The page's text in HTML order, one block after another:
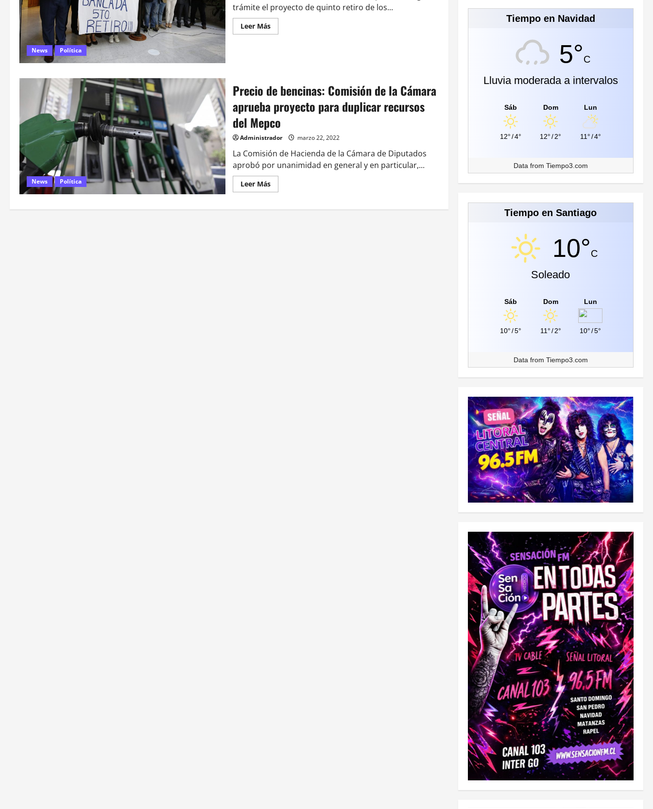
News Política
trámite el proyecto de quinto retiro de los...
Leer MásLeer
más
News Política
Precio de bencinas: Comisión de la Cámara
aprueba proyecto para duplicar recursos
del Mepco
Administrador marzo 22, 2022
La Comisión de Hacienda de la Cámara de Diputados
aprobó por unanimidad en general y en particular,...
Leer MásLeer
más
Precio
Tiempo en Navidad
5°C
Lluvia moderada a intervalos
Sáb
12° /4°
Dom
12° /2°
Lun
11°/4°
Data from Tiempo3.com
Tiempo en Santiago
10°C
Soleado
Sáb
10° /5°
Dom
11°/2°
Lun
10° /5°
Data from Tiempo3.com